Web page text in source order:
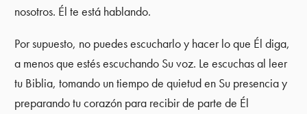
nosotros. Él te está hablando.
Por supuesto, no puedes escucharlo y hacer lo que Él diga,
a menos que estés escuchando Su voz. Le escuchas al leer
tu Biblia, tomando un tiempo de quietud en Su presencia y
preparando tu corazón para recibir de parte de Él